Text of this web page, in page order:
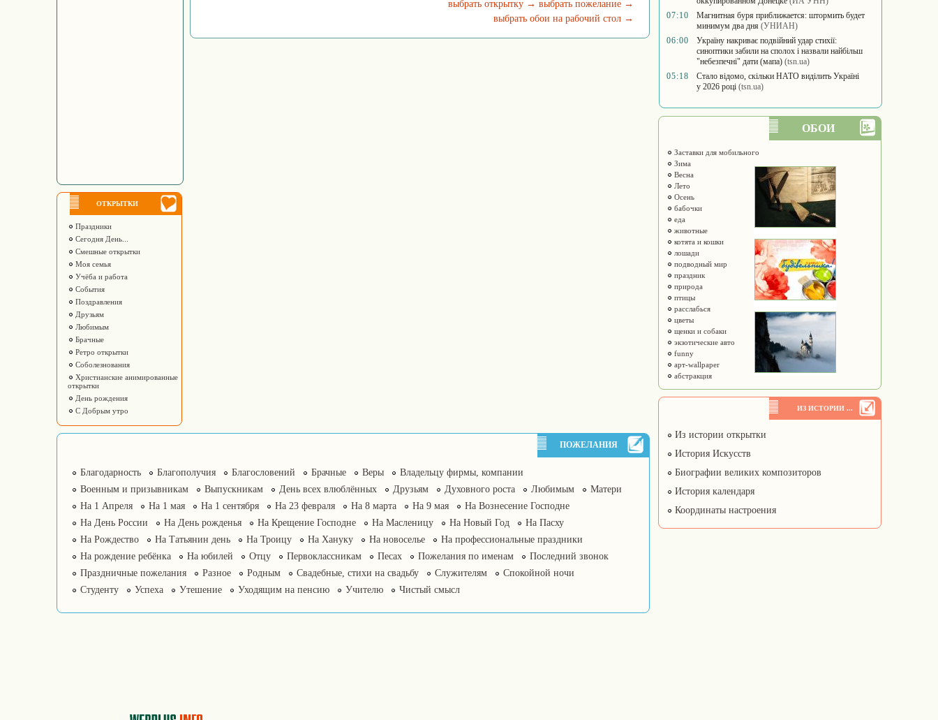
ОТКРЫТКИ
Праздники
Сегодня День...
Смешные открытки
Моя семья
Учёба и работа
События
Поздравления
Друзьям
Любимым
Брачные
Ретро открытки
Соболезнования
Христианские анимированные
открытки
День рождения
С Добрым утро
выбрать открытку → выбрать пожелание →
выбрать обои на рабочий стол →
ПОЖЕЛАНИЯ
Благодарность Благополучия Благословений Брачные Веры
Владельцу фирмы, компании
Военным и призывникам
Выпускникам День всех влюблённых Друзьям Духовного роста Любимым
Матери
На 1 Апреля
На 1 мая На 1 сентября На 23 февраля На 8 марта На 9 мая
На Вознесение Господне
На День России
На День рожденья На Крещение Господне На Масленицу На Новый Год
На Пасху
На Рождество
На Татьянин день На Троицу На Хануку На новоселье
На профессиональные праздники
На рождение ребёнка
На юбилей Отцу Первоклассникам Песах Пожелания по именам
Последний звонок
Праздничные пожелания
Разное Родным Свадебные, стихи на свадьбу Служителям
Спокойной ночи
Студенту
Успеха Утешение Уходящим на пенсию Учителю Чистый смысл
07:10
Магнитная буря приближается: штормить будет
минимум два дня (УНИАН)
06:00
Україну накриває подвійний удар стихії:
синоптики забили на сполох і назвали найбільш
"небезпечні" дати (мапа) (tsn.ua)
05:18
Стало відомо, скільки НАТО виділить Україні
у 2026 році (tsn.ua)
ОБОИ
Заставки для мобильного
Зима
Весна
Лето
Осень
бабочки
еда
животные
котята и кошки
лошади
подводный мир
праздник
природа
птицы
расслабься
цветы
щенки и собаки
экзотические авто
funny
арт-wallpaper
абстракция
ИЗ ИСТОРИИ ...
Из истории открытки
История Искусств
Биографии великих композиторов
История календаря
Координаты настроения